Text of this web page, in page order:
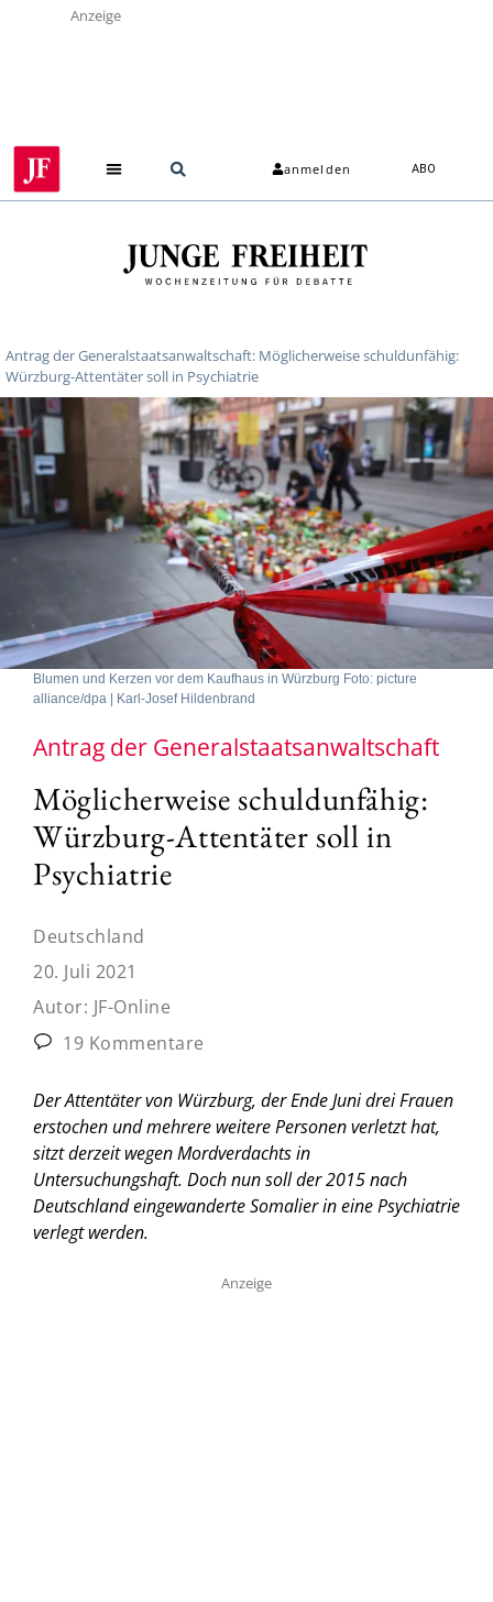
Anzeige
anmelden ABO
Antrag der Generalstaatsanwaltschaft: Möglicherweise schuldunfähig:
Würzburg-Attentäter soll in Psychiatrie
Blumen und Kerzen vor dem Kaufhaus in Würzburg Foto: picture
alliance/dpa | Karl-Josef Hildenbrand
Antrag der Generalstaatsanwaltschaft
Möglicherweise schuldunfähig:
Würzburg-Attentäter soll in
Psychiatrie
Deutschland
20. Juli 2021
Autor: JF-Online
19 Kommentare
Der Attentäter von Würzburg, der Ende Juni drei Frauen
erstochen und mehrere weitere Personen verletzt hat,
sitzt derzeit wegen Mordverdachts in
Untersuchungshaft. Doch nun soll der 2015 nach
Deutschland eingewanderte Somalier in eine Psychiatrie
verlegt werden.
Anzeige